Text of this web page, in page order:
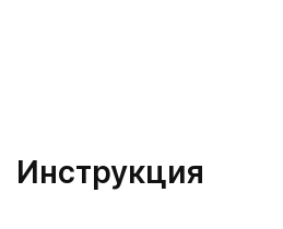
Инструкция